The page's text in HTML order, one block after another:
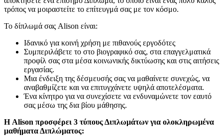
τρόπος να μοιραστείτε το επίτευγμά σας με τον κόσμο.
Το δίπλωμά σας Alison είναι:
Ιδανικό για κοινή χρήση με πιθανούς εργοδότες
Συμπεριλάβετε το στο βιογραφικό σας, στα επαγγελματικά
προφίλ σας στα μέσα κοινωνικής δικτύωσης και στις αιτήσεις
εργασίας.
Μια ένδειξη της δέσμευσής σας να μαθαίνετε συνεχώς, να
αναβαθμίζετε και να επιτυγχάνετε υψηλά αποτελέσματα.
Ένα κίνητρο για να συνεχίσετε να ενδυναμώνετε τον εαυτό
σας μέσω της δια βίου μάθησης.
Η Alison προσφέρει 3 τύπους Διπλωμάτων για ολοκληρωμένα
μαθήματα Διπλώματος: